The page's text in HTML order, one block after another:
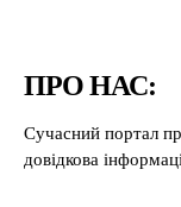
ПРО НАС:
Сучасний портал
довідкова